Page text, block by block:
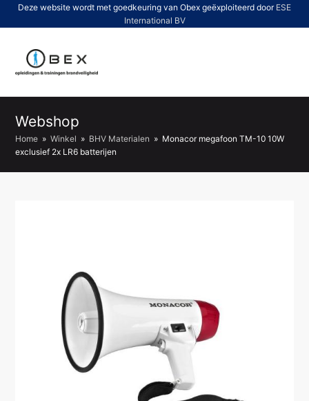
Deze website wordt met goedkeuring van Obex geëxploiteerd door ESE
International BV
Webshop
Home » Winkel » BHV Materialen » Monacor megafoon TM-10 10W
exclusief 2x LR6 batterijen